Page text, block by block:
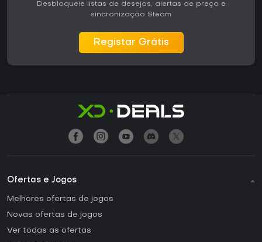
Desbloqueie listas de desejos, alertas de preço e
sincronização Steam
Registar Grátis
Ofertas e Jogos
Melhores ofertas de jogos
Novas ofertas de jogos
Ver todas as ofertas